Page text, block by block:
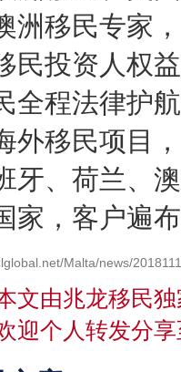
洲移民专家
民投资人权
全程法律护
外移民项目
牙、荷兰、
家，客户遍
Malta/news/
文由兆龙移民
迎个人转发分